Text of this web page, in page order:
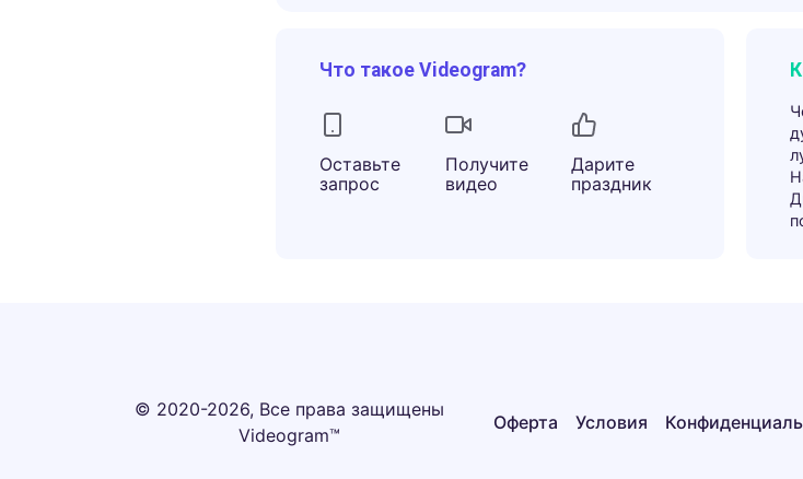
Что такое Videogram?
Оставьте
запрос
Получите
видео
Дарите
праздник
© 2020-2026, Все права защищены
Videogram™
Оферта Условия